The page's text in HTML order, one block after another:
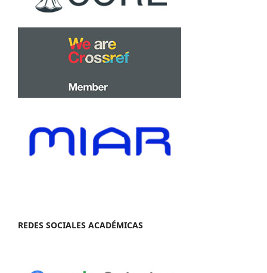
REDES SOCIALES ACADÉMICAS